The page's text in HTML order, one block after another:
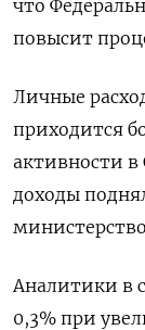
что
повысит
Личные
приходится
активности
доходы
Аналитики в
0,3% при